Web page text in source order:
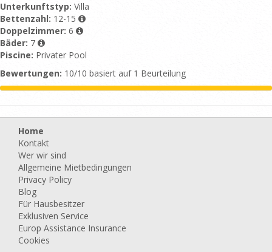
Unterkunftstyp: Villa
Bettenzahl: 12-15
Doppelzimmer: 6
Bäder: 7
Piscine: Privater Pool
Bewertungen: 10/10 basiert auf 1 Beurteilung
Home
Kontakt
Wer wir sind
Allgemeine Mietbedingungen
Privacy Policy
Blog
Für Hausbesitzer
Exklusiven Service
Europ Assistance Insurance
Cookies